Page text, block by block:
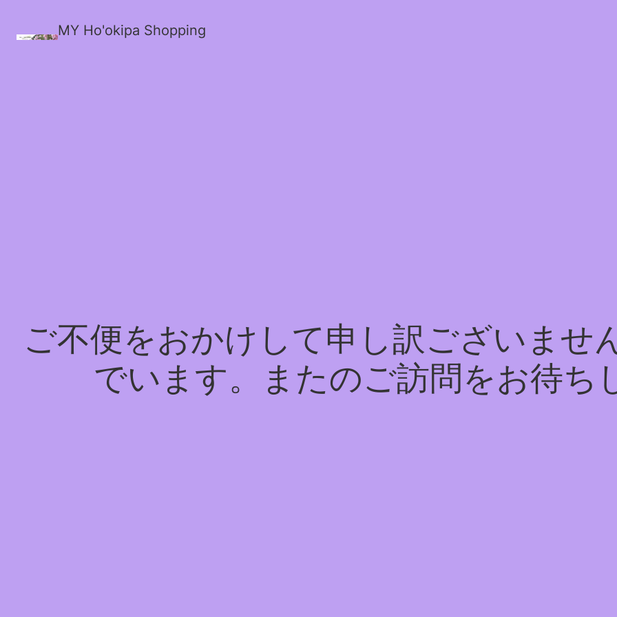
MY Ho'okipa Shopping
ご不便をおかけして申し訳ございませ
でいます。またのご訪問をお待ち